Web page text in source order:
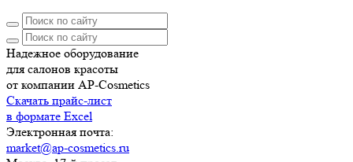
Надежное оборудование
для салонов красоты
от компании AP-Cosmetics
Скачать прайс-лист
в формате Excel
Электронная почта:
market@ap-cosmetics.ru